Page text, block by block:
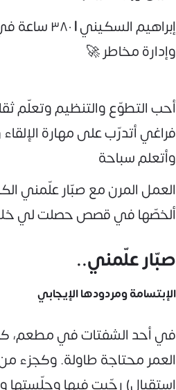
إبراهيم
وإدارة مخاطر 🚀
أحب التطوّع والتنظيم وتعلّم
فراغي أتدرّب على مهارة
وأتعلم سباحة
العمل المرن مع صبّار علّمني
ألخصّها في قصص حصلت لي
صبّار علّمني..
الإبتسامة ومردودها الإيجابي
‏في أحد الشفتات في مطعم،
العمر محتاجة طاولة.
استقبال) رحّبت فيها